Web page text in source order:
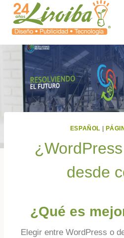
ESPAÑOL |
desde
¿Qué es
Elegir entre WordPress o